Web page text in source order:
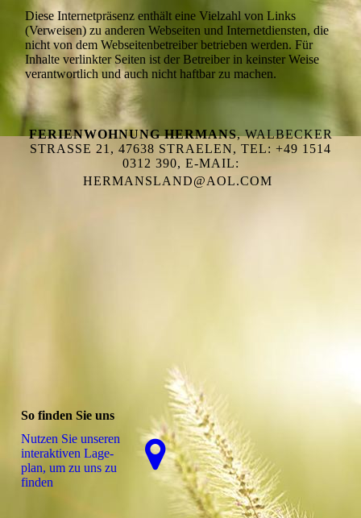
Diese Internetpräsenz enthält eine Vielzahl von Links
(Verweisen) zu anderen Webseiten und Internetdiensten, die
nicht von dem Webseitenbetreiber betrieben werden. Für
Inhalte verlinkter Seiten ist der Betreiber in keinster Weise
verantwortlich und auch nicht haftbar zu machen.
FERIENWOHNUNG HERMANS, WALBECKER
STRASSE 21, 47638 STRAELEN, TEL: +49 1514 0
312 390, E-MAIL: H
ERMANSLAND@AOL.COM
So finden Sie uns
Nutzen Sie unseren
interaktiven La­ge­
plan, um zu uns zu
finden